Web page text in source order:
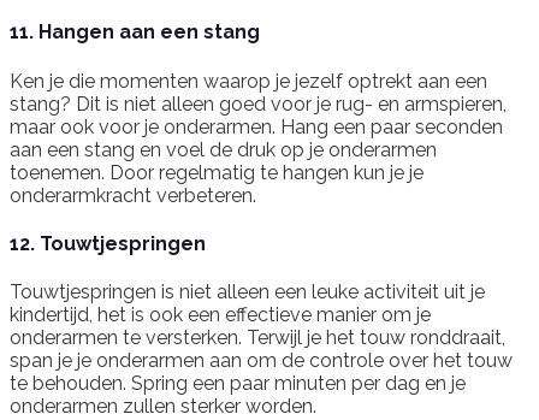
11. Hangen aan een stang
Ken je die momenten waarop je jezelf optrekt aan een
stang? Dit is niet alleen goed voor je rug- en armspieren,
maar ook voor je onderarmen. Hang een paar seconden
aan een stang en voel de druk op je onderarmen
toenemen. Door regelmatig te hangen kun je je
onderarmkracht verbeteren.
12. Touwtjespringen
Touwtjespringen is niet alleen een leuke activiteit uit je
kindertijd, het is ook een effectieve manier om je
onderarmen te versterken. Terwijl je het touw ronddraait,
span je je onderarmen aan om de controle over het touw
te behouden. Spring een paar minuten per dag en je
onderarmen zullen sterker worden.